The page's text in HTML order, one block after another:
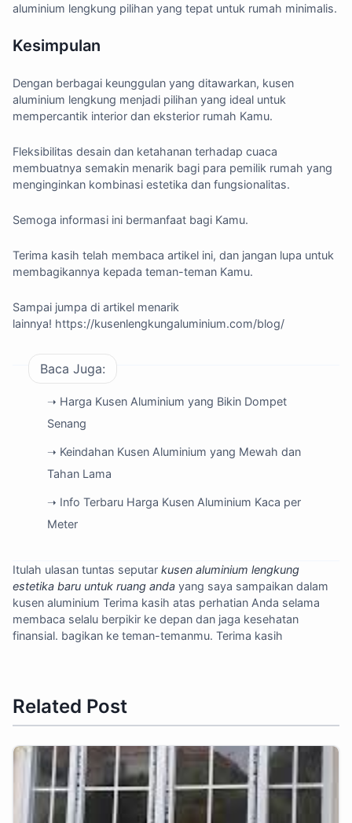
aluminium lengkung pilihan yang tepat untuk rumah minimalis.
Kesimpulan
Dengan berbagai keunggulan yang ditawarkan, kusen
aluminium lengkung menjadi pilihan yang ideal untuk
mempercantik interior dan eksterior rumah Kamu.
Fleksibilitas desain dan ketahanan terhadap cuaca
membuatnya semakin menarik bagi para pemilik rumah yang
menginginkan kombinasi estetika dan fungsionalitas.
Semoga informasi ini bermanfaat bagi Kamu.
Terima kasih telah membaca artikel ini, dan jangan lupa untuk
membagikannya kepada teman-teman Kamu.
Sampai jumpa di artikel menarik
lainnya! https://kusenlengkungaluminium.com/blog/
Baca Juga:
➝ Harga Kusen Aluminium yang Bikin Dompet
Senang
➝ Keindahan Kusen Aluminium yang Mewah dan
Tahan Lama
➝ Info Terbaru Harga Kusen Aluminium Kaca per
Meter
Itulah ulasan tuntas seputar kusen aluminium lengkung
estetika baru untuk ruang anda yang saya sampaikan dalam
kusen aluminium Terima kasih atas perhatian Anda selama
membaca selalu berpikir ke depan dan jaga kesehatan
finansial. bagikan ke teman-temanmu. Terima kasih
Related Post